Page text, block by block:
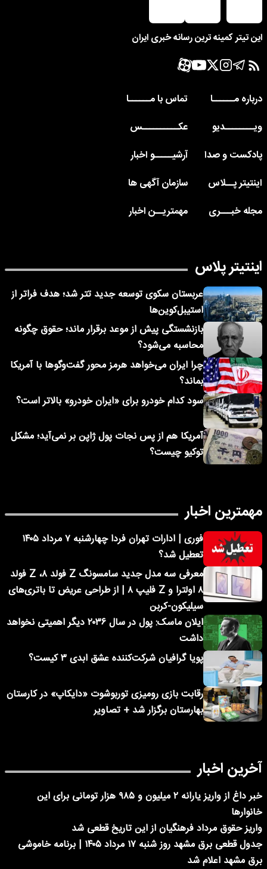
این تیتر کمینه ترین رسانه خبری ایران
درباره مــــــا
تماس با مــــــا
ویــــــــدیو
عکــــــــــس
پادکست و صدا
آرشیـــــو اخبار
اینتیتر پــلاس
سازمان آگهی ها
مجله خبـــری
مهمتریــن اخبار
اینتیتر پلاس
عربستان سکوی توسعه جدید تتر شد؛ هدف فراتر از
استیبل‌کوین‌ها
بازنشستگی پیش از موعد برقرار ماند؛ حقوق چگونه
محاسبه می‌شود؟
چرا ایران می‌خواهد هرمز محور گفت‌وگوها با آمریکا
بماند؟
سود کدام خودرو برای «ایران خودرو» بالاتر است؟
آمریکا هم از پس نجات پول ژاپن بر نمی‌آید؛ مشکل
توکیو چیست؟
مهمترین اخبار
فوری | ادارات تهران فردا چهارشنبه ۷ مرداد ۱۴۰۵
تعطیل شد؟
معرفی سه مدل جدید سامسونگ Z فولد ۸، Z فولد
۸ اولترا و Z فلیپ ۸ | از طراحی عریض تا باتری‌های
سیلیکون-کربن
ایلان ماسک: پول در سال ۲۰۳۶ دیگر اهمیتی نخواهد
داشت
پویا گرافیان شرکت‌کننده عشق ابدی ۳ کیست؟
رقابت بازی رومیزی توربوشوت «دایکاپ» در کارستان
بهارستان برگزار شد + تصاویر
آخرین اخبار
خبر داغ از واریز یارانه ۲ میلیون و ۹۸۵ هزار تومانی برای این
خانوارها
واریز حقوق مرداد فرهنگیان از این تاریخ قطعی شد
جدول قطعی برق مشهد روز شنبه ۱۷ مرداد ۱۴۰۵ | برنامه خاموشی
برق مشهد اعلام شد